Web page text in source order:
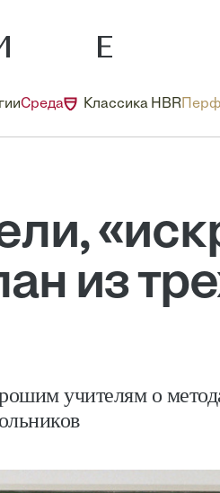
Среда Классика HBR
из
учителям о